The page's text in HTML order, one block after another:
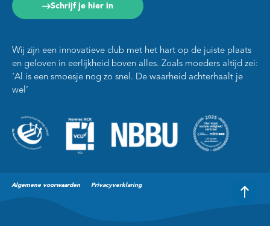
Schrijf je hier in
Wij zijn een innovatieve club met het hart op de juiste plaats
en geloven in eerlijkheid boven alles. Zoals moeders altijd zei:
‘Al is een smoesje nog zo snel. De waarheid achterhaalt je
wel’
Algemene voorwaarden Privacyverklaring